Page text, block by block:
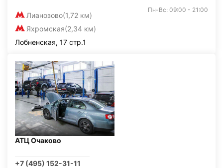
Лианозово(1,72 км)
Яхромская(2,34 км)
Пн-Вс: 09:00 - 21:00
Лобненская, 17 стр.1
АТЦ Очаково
+7 (495) 152-31-11